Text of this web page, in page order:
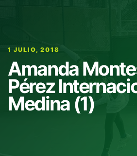
1 JULIO, 2018
Amanda
Pérez
Medina (1)